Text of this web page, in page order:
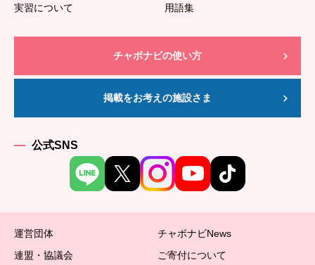
実習について
用語集
チャボナビの使い方
掲載をお考えの施設さま
公式SNS
運営団体
チャボナビNews
連盟・協議会
ご寄付について